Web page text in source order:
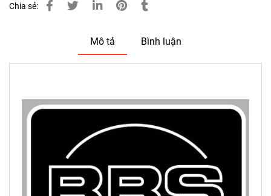
Chia sẻ:
Mô tả Bình luận